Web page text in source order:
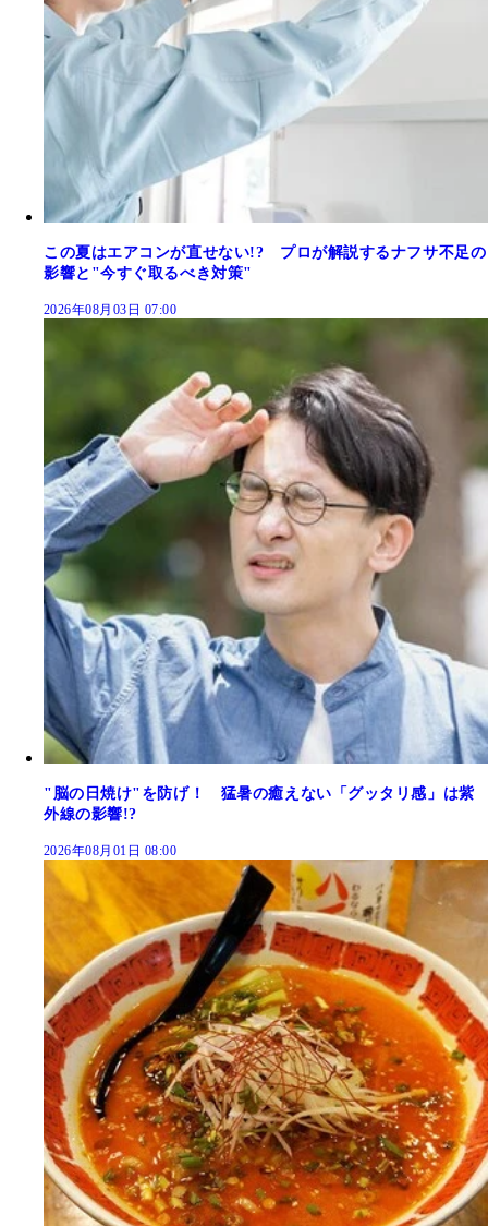
この夏はエアコンが直せない!? プロが解説するナフサ不足の
影響と"今すぐ取るべき対策"
2026年08月03日 07:00
"脳の日焼け"を防げ！ 猛暑の癒えない「グッタリ感」は紫
外線の影響!?
2026年08月01日 08:00